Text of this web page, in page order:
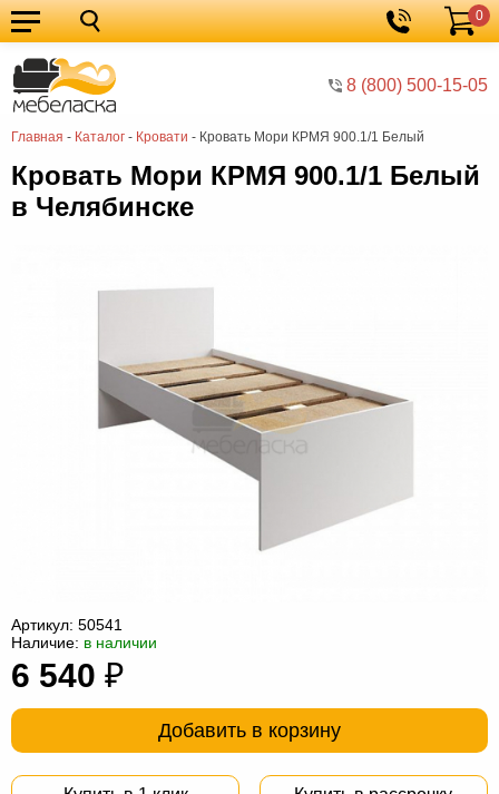
8 (800) 500-15-05
Корзина
0
Главная - Каталог - Кровати - Кровать Мори КРМЯ 900.1/1 Белый
Кухонные
гарнитуры
Мебель
для
кухни
Мебель
для
спальни
Кровати
Шкафы
Диваны
компьютер
для
ванной
Мебель
трансформер
Матрасы
мешки
Мебель
из
Садовая
Кровать Мори КРМЯ 900.1/1 Белый
в Челябинске
Артикул: 50541
Наличие: в наличии
6 540 ₽
Добавить в корзину